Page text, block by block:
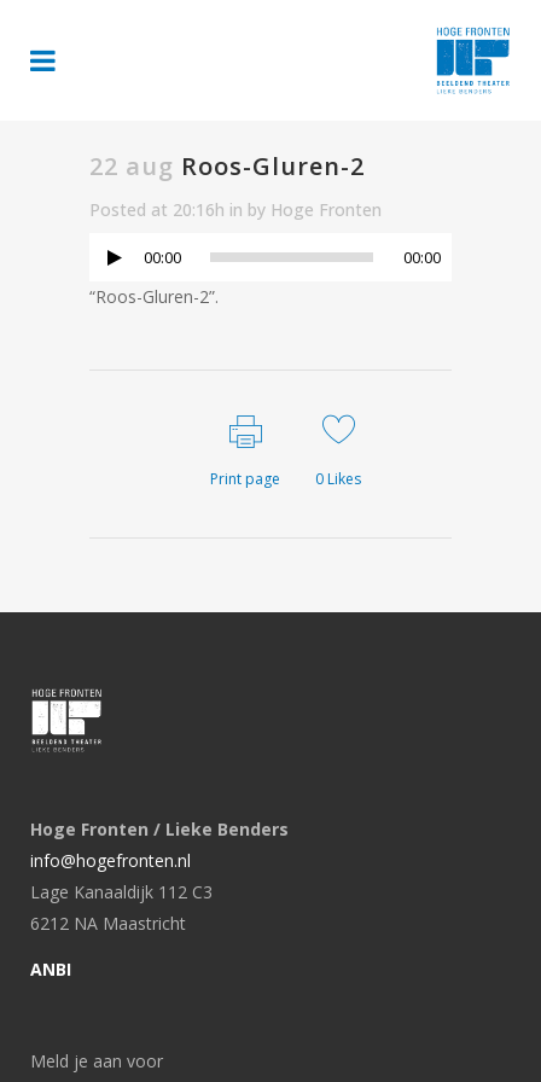
22 aug Roos-Gluren-2
Posted at 20:16h in by Hoge Fronten
00:00 00:00
“Roos-Gluren-2”.
Print page 0Likes
Hoge Fronten / Lieke Benders
info@hogefronten.nl
Lage Kanaaldijk 112 C3
6212 NA Maastricht
ANBI
Meld je aan voor